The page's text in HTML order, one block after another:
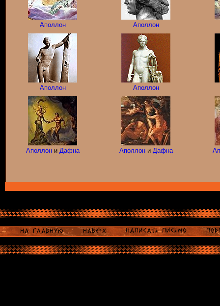
Аполлон Аполлон
Аполлон Аполлон
Аполлони Дафна Аполлони Дафна